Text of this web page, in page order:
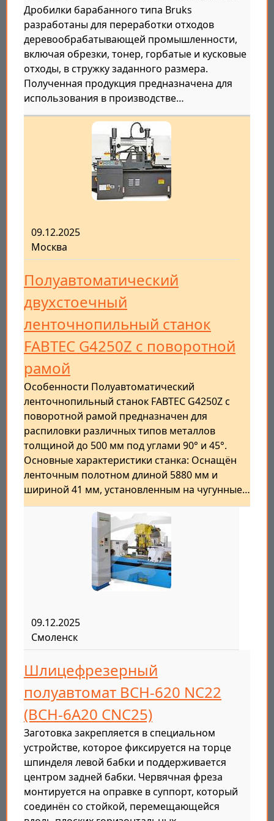
Дробилки барабанного типа Bruks
разработаны для переработки отходов
деревообрабатывающей промышленности,
включая обрезки, тонер, горбатые и кусковые
отходы, в стружку заданного размера.
Полученная продукция предназначена для
использования в производстве…
09.12.2025
Москва
Полуавтоматический
двухстоечный
ленточнопильный станок
FABTEC G4250Z с поворотной
рамой
Особенности Полуавтоматический
ленточнопильный станок FABTEC G4250Z с
поворотной рамой предназначен для
распиловки различных типов металлов
толщиной до 500 мм под углами 90° и 45°.
Основные характеристики станка: Оснащён
ленточным полотном длиной 5880 мм и
шириной 41 мм, установленным на чугунные…
09.12.2025
Смоленск
Шлицефрезерный
полуавтомат ВСН-620 NC22
(BCH-6A20 CNC25)
Заготовка закрепляется в специальном
устройстве, которое фиксируется на торце
шпинделя левой бабки и поддерживается
центром задней бабки. Червячная фреза
монтируется на оправке в суппорт, который
соединён со стойкой, перемещающейся